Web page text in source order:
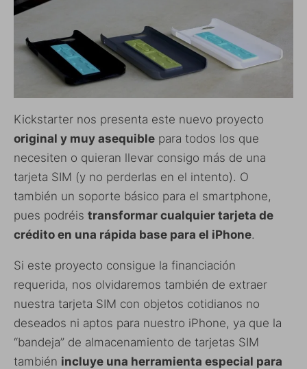
Kickstarter nos presenta este nuevo proyecto
original y muy asequible para todos los que
necesiten o quieran llevar consigo más de una
tarjeta SIM (y no perderlas en el intento). O
también un soporte básico para el smartphone,
pues podréis transformar cualquier tarjeta de
crédito en una rápida base para el iPhone.
Si este proyecto consigue la financiación
requerida, nos olvidaremos también de extraer
nuestra tarjeta SIM con objetos cotidianos no
deseados ni aptos para nuestro iPhone, ya que la
“bandeja” de almacenamiento de tarjetas SIM
también incluye una herramienta especial para